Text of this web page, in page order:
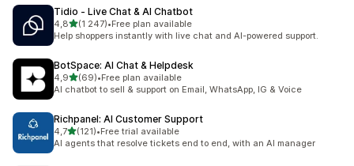
Tidio ‑ Live Chat & AI Chatbot
4,8/ 5 tähteä
(1 247)
1247 arvostelua yhteensä
•Free plan available
Help shoppers instantly with live chat and AI-powered support.
BotSpace: AI Chat & Helpdesk
4,9/ 5 tähteä
(69)
69 arvostelua yhteensä
•Free plan available
AI chatbot to sell & support on Email, WhatsApp, IG & Voice
Richpanel: AI Customer Support
4,7/ 5 tähteä
(121)
121 arvostelua yhteensä
•Free trial available
AI agents that resolve tickets end to end, with an AI manager